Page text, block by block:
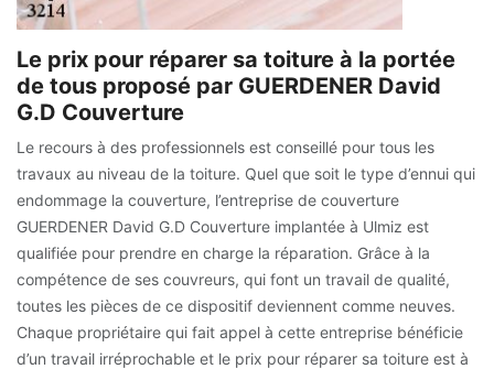
Le prix pour réparer sa toiture à la portée
de tous proposé par GUERDENER David
G.D Couverture
Le recours à des professionnels est conseillé pour tous les
travaux au niveau de la toiture. Quel que soit le type d’ennui qui
endommage la couverture, l’entreprise de couverture
GUERDENER David G.D Couverture implantée à Ulmiz est
qualifiée pour prendre en charge la réparation. Grâce à la
compétence de ses couvreurs, qui font un travail de qualité,
toutes les pièces de ce dispositif deviennent comme neuves.
Chaque propriétaire qui fait appel à cette entreprise bénéficie
d’un travail irréprochable et le prix pour réparer sa toiture est à